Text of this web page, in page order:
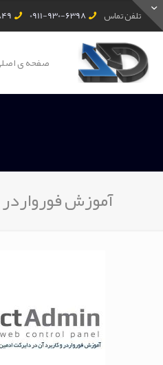
تلفن تماس 0911-930-6398
صفحه ی
آموزش